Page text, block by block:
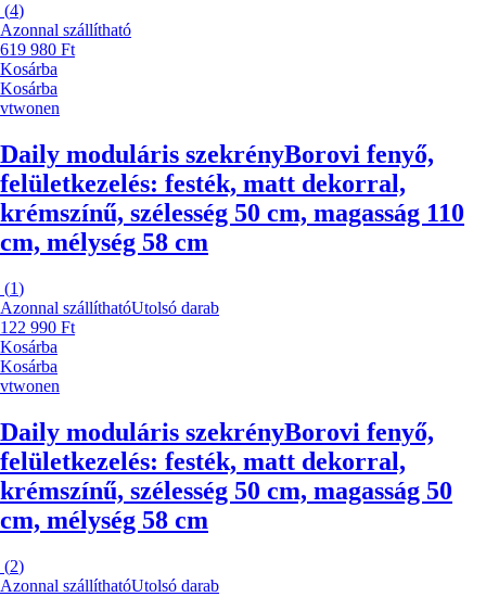
(4)
Azonnal szállítható
619 980 Ft
Kosárba
Kosárba
vtwonen
Daily moduláris szekrényBorovi fenyő,
felületkezelés: festék, matt dekorral,
krémszínű, szélesség 50 cm, magasság 110
cm, mélység 58 cm
(1)
Azonnal szállíthatóUtolsó darab
122 990 Ft
Kosárba
Kosárba
vtwonen
Daily moduláris szekrényBorovi fenyő,
felületkezelés: festék, matt dekorral,
krémszínű, szélesség 50 cm, magasság 50
cm, mélység 58 cm
(2)
Azonnal szállíthatóUtolsó darab